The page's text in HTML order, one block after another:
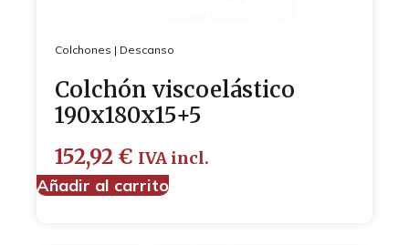
Colchones | Descanso
Colchón viscoelástico
190x180x15+5
152,92 € IVA incl.
Añadir al carrito